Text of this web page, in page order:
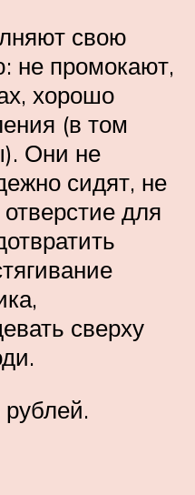
свою
не промокают,
хорошо
(в том
Они не
сидят, не
для
сверху